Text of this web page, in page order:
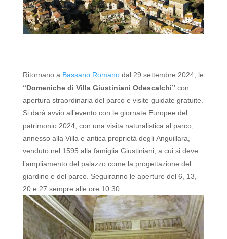
Ritornano a Bassano Romano dal 29 settembre 2024, le
“Domeniche di Villa Giustiniani Odescalchi” con
apertura straordinaria del parco e visite guidate gratuite.
Si darà avvio all’evento con le giornate Europee del
patrimonio 2024, con una visita naturalistica al parco,
annesso alla Villa e antica proprietà degli Anguillara,
venduto nel 1595 alla famiglia Giustiniani, a cui si deve
l’ampliamento del palazzo come la progettazione del
giardino e del parco. Seguiranno le aperture del 6, 13,
20 e 27 sempre alle ore 10.30.